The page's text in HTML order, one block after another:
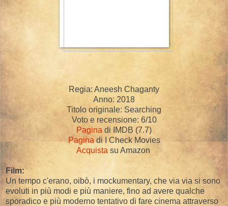
Regia: Aneesh Chaganty
Anno: 2018
Titolo originale: Searching
Voto e recensione: 6/10
Pagina di IMDB (7.7)
Paginadi I Check Movies
Acquista su Amazon
Film:
Un tempo c'erano, oibò, i mockumentary, che via via si sono
evoluti in più modi e più maniere, fino ad avere qualche
sporadico e più moderno tentativo di fare cinema attraverso